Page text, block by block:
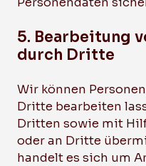
5. Bearbeitung
durch Dritte
Wir können
Dritte bearbeiten
Dritten sowie mit
oder an Dritte
handelt es sich um